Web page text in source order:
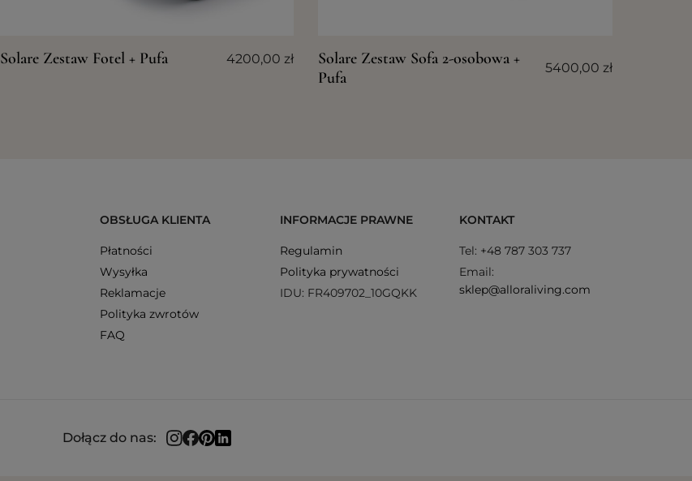
Solare Zestaw Fotel + Pufa 4200,00zł
Solare Zestaw Sofa 2-osobowa +
Pufa
5400,00 zł
OBSŁUGA KLIENTA
Płatności
Wysyłka
Reklamacje
Polityka zwrotów
FAQ
INFORMACJE PRAWNE
Regulamin
Polityka prywatności
IDU: FR409702_10GQKK
KONTAKT
Tel: +48 787 303 737
Email:
sklep@alloraliving.com
Dołącz do nas: